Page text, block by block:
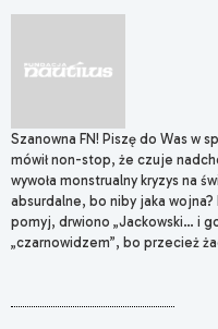
Szanowna FN! Piszę do Was w
mówił non-stop, że czuje
wywoła monstrualny kryzys na
absurdalne, bo niby jaka
pomyj, drwiono „Jackowski… i
„czarnowidzem”, bo przecież